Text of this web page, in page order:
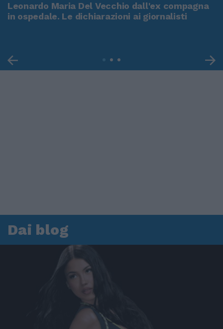
Leonardo Maria Del Vecchio dall'ex compagna
in ospedale. Le dichiarazioni ai giornalisti
Dai blog